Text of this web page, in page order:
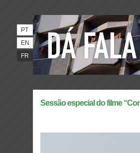
PT
EN
FR
Sessão especial do filme